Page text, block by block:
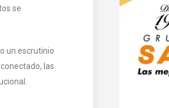
se
un escrutinio
las